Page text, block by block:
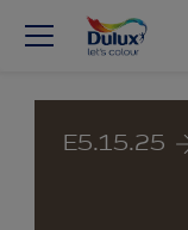
E5.15.25